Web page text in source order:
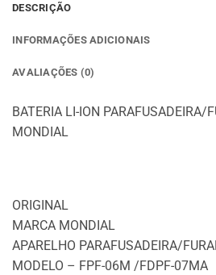
DESCRIÇÃO
INFORMAÇÕES ADICIONAIS
AVALIAÇÕES (0)
BATERIA LI-ION PARAFUSADEIRA/
MONDIAL
ORIGINAL
MARCA MONDIAL
APARELHO PARAFUSADEIRA/
MODELO – FPF-06M /FDPF-07MA